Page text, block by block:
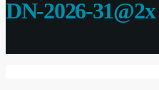
DN-2026-31@2x